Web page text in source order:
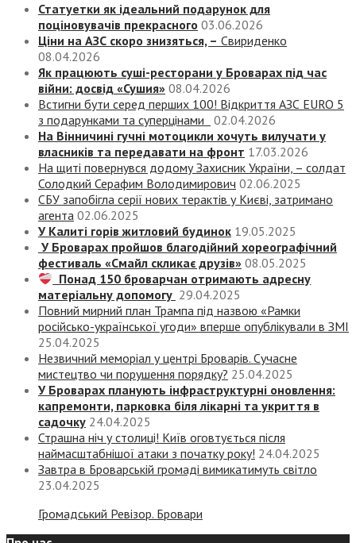
Статуетки як ідеальний подарунок для
поціновувачів прекрасного 03.06.2026
Ціни на АЗС скоро знизяться, – Свириденко
08.04.2026
Як працюють суші-ресторани у Броварах під час
війни: досвід «Сушия» 08.04.2026
Встигни бути серед перших 100! Відкриття АЗС EURO 5
з подарунками та суперцінами
02.04.2026
На Вінничині гучні мотоцикли хочуть вилучати у
власників та передавати на фронт 17.03.2026
На щиті повернувся додому Захисник України, – солдат
Солодкий Серафим Володимирович 02.06.2025
СБУ запобігла серії нових терактів у Києві, затримано
агента 02.06.2025
У Калиті горів житловий будинок 19.05.2025
У Броварах пройшов благодійний хореографічний
фестиваль «Смайл скликає друзів» 08.05.2025
Понад 150 броварчан отримають адресну
матеріальну допомогу 29.04.2025
Повний мирний план Трампа під назвою «‎Рамки
російсько-української угоди» вперше опублікували в ЗМІ
25.04.2025
Незвичний меморіал у центрі Броварів. Сучасне
мистецтво чи порушення порядку? 25.04.2025
У Броварах планують інфраструктурні оновлення:
капремонти, парковка біля лікарні та укриття в
садочку 24.04.2025
Страшна ніч у столиці! Київ оговтується після
наймасштабнішої атаки з початку року! 24.04.2025
Завтра в Броварській громаді вимикатимуть світло
23.04.2025
Громадський Ревізор. Бровари